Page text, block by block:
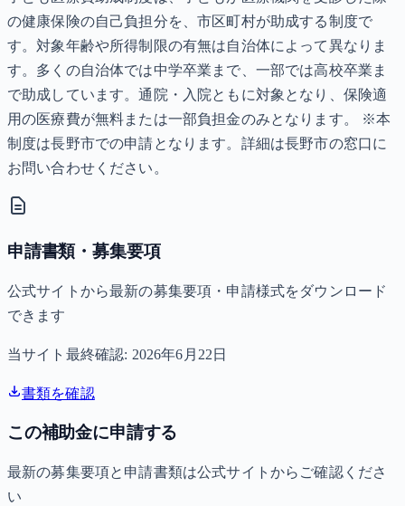
の健康保険の自己負担分を、市区町村が助成する制度で
す。対象年齢や所得制限の有無は自治体によって異なりま
す。多くの自治体では中学卒業まで、一部では高校卒業ま
で助成しています。通院・入院ともに対象となり、保険適
用の医療費が無料または一部負担金のみとなります。 ※本
制度は長野市での申請となります。詳細は長野市の窓口に
お問い合わせください。
申請書類・募集要項
公式サイトから最新の募集要項・申請様式をダウンロード
できます
当サイト最終確認: 2026年6月22日
書類を確認
この補助金に申請する
最新の募集要項と申請書類は公式サイトからご確認くださ
い